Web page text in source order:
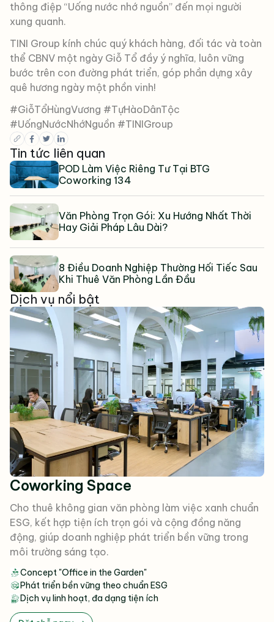
thông điệp “Uống nước nhớ nguồn” đến mọi người
xung quanh.
TINI Group kính chúc quý khách hàng, đối tác và toàn
thể CBNV một ngày Giỗ Tổ đầy ý nghĩa, luôn vững
bước trên con đường phát triển, góp phần dựng xây
quê hương ngày một phồn vinh!
#GiỗTổHùngVương #TựHàoDânTộc
#UốngNướcNhớNguồn #TINIGroup
Tin tức liên quan
POD Làm Việc Riêng Tư Tại BTG
Coworking 134
Văn Phòng Trọn Gói: Xu Hướng Nhất Thời
Hay Giải Pháp Lâu Dài?
8 Điều Doanh Nghiệp Thường Hối Tiếc Sau
Khi Thuê Văn Phòng Lần Đầu
Dịch vụ nổi bật
Coworking Space
Cho thuê không gian văn phòng làm việc xanh chuẩn
ESG, kết hợp tiện ích trọn gói và cộng đồng năng
động, giúp doanh nghiệp phát triển bền vững trong
môi trường sáng tạo.
Concept "Office in the Garden"
Phát triển bền vững theo chuẩn ESG
Dịch vụ linh hoạt, đa dạng tiện ích